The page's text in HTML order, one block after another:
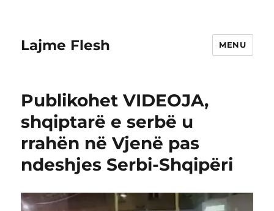
Lajme Flesh MENU
Publikohet VIDEOJA,
shqiptarë e serbë u
rrahën në Vjenë pas
ndeshjes Serbi-Shqipëri